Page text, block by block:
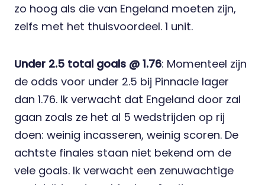
zo hoog als die van Engeland moeten zijn,
zelfs met het thuisvoordeel. 1 unit.
Under 2.5 total goals @ 1.76: Momenteel zijn
de odds voor under 2.5 bij Pinnacle lager
dan 1.76. Ik verwacht dat Engeland door zal
gaan zoals ze het al 5 wedstrijden op rij
doen: weinig incasseren, weinig scoren. De
achtste finales staan niet bekend om de
vele goals. Ik verwacht een zenuwachtige